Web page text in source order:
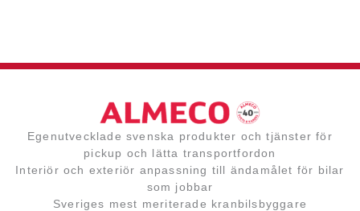
Egenutvecklade svenska produkter och tjänster för
pickup och lätta transportfordon
Interiör och exteriör anpassning till ändamålet för bilar
som jobbar
Sveriges mest meriterade kranbilsbyggare